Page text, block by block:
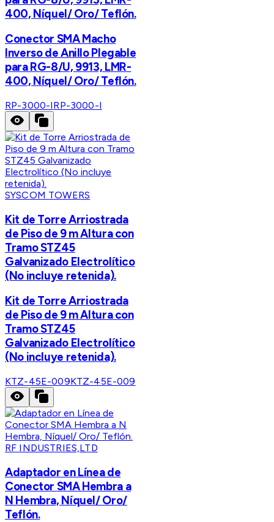
400, Níquel/ Oro/ Teflón.
Conector SMA Macho
Inverso de Anillo Plegable
para RG-8/U, 9913, LMR-
400, Níquel/ Oro/ Teflón.
RP-3000-IRP-3000-I
SYSCOM TOWERS
Kit de Torre Arriostrada
de Piso de 9 m Altura con
Tramo STZ45
Galvanizado Electrolítico
(No incluye retenida).
Kit de Torre Arriostrada
de Piso de 9 m Altura con
Tramo STZ45
Galvanizado Electrolítico
(No incluye retenida).
KTZ-45E-009KTZ-45E-009
RF INDUSTRIES,LTD
Adaptador en Línea de
Conector SMA Hembra a
N Hembra, Níquel/ Oro/
Teflón.